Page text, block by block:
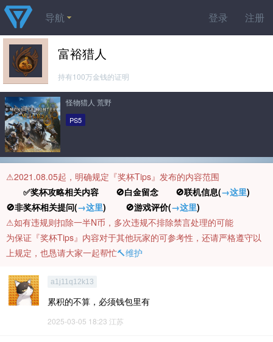
登录 注册
导航
富裕猎人
持有100万金钱的证明
怪物猎人 荒野
PS5
⚠️2021.08.05起，明确规定『奖杯Tips』发布的内容范围
✅奖杯攻略相关内容 🚫白金留念 🚫联机信息(→这里)
🚫非奖杯相关提问(→这里) 🚫游戏评价(→这里)
⚠️如有违规则扣除一半N币，多次违规不排除禁言处理的可能
为保证『奖杯Tips』内容对于其他玩家的可参考性，还请严格遵守以
上规定，也恳请大家一起帮忙🔨维护
a1j11q12k13
累积的不算，必须钱包里有
2025-03-05 18:23 江苏